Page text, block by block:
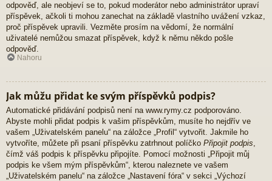
odpověď, ale neobjeví se to, pokud moderátor nebo administrátor upraví
příspěvek, ačkoli ti mohou zanechat na základě vlastního uvážení vzkaz,
proč příspěvek upravili. Vezměte prosím na vědomí, že normální
uživatelé nemůžou smazat příspěvek, když k němu někdo pošle
odpověď.
Nahoru
Jak můžu přidat ke svým příspěvků podpis?
Automatické přidávání podpisů není na www.rymy.cz podporováno.
Abyste mohli přidat podpis k vašim příspěvkům, musíte ho nejdřív ve
vašem „Uživatelském panelu“ na záložce „Profil“ vytvořit. Jakmile ho
vytvoříte, můžete při psaní příspěvku zatrhnout políčko Připojit podpis
čímž váš podpis k příspěvku připojíte. Pomocí možnosti „Připojit můj
podpis ke všem mým příspěvkům“, kterou naleznete ve vašem
„Uživatelském panelu“ na záložce „Nastavení fóra“ v sekci „Výchozí